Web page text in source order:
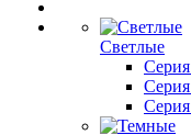
Светлые